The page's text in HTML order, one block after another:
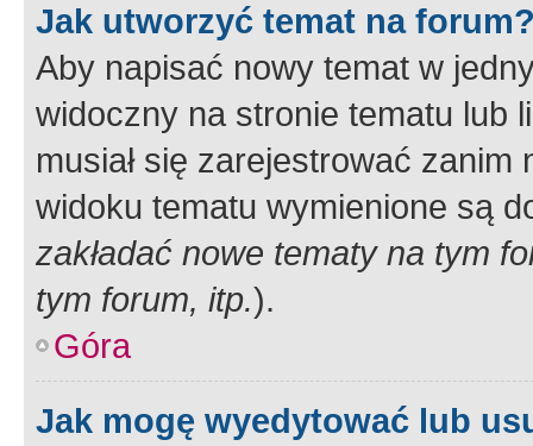
Jak utworzyć temat na
Aby napisać nowy temat w
widoczny na stronie tematu lub
musiał się zarejestrować
widoku tematu wymienione są
zakładać nowe tematy na tym
tym forum, itp.).
Góra
Jak mogę wyedytować lub